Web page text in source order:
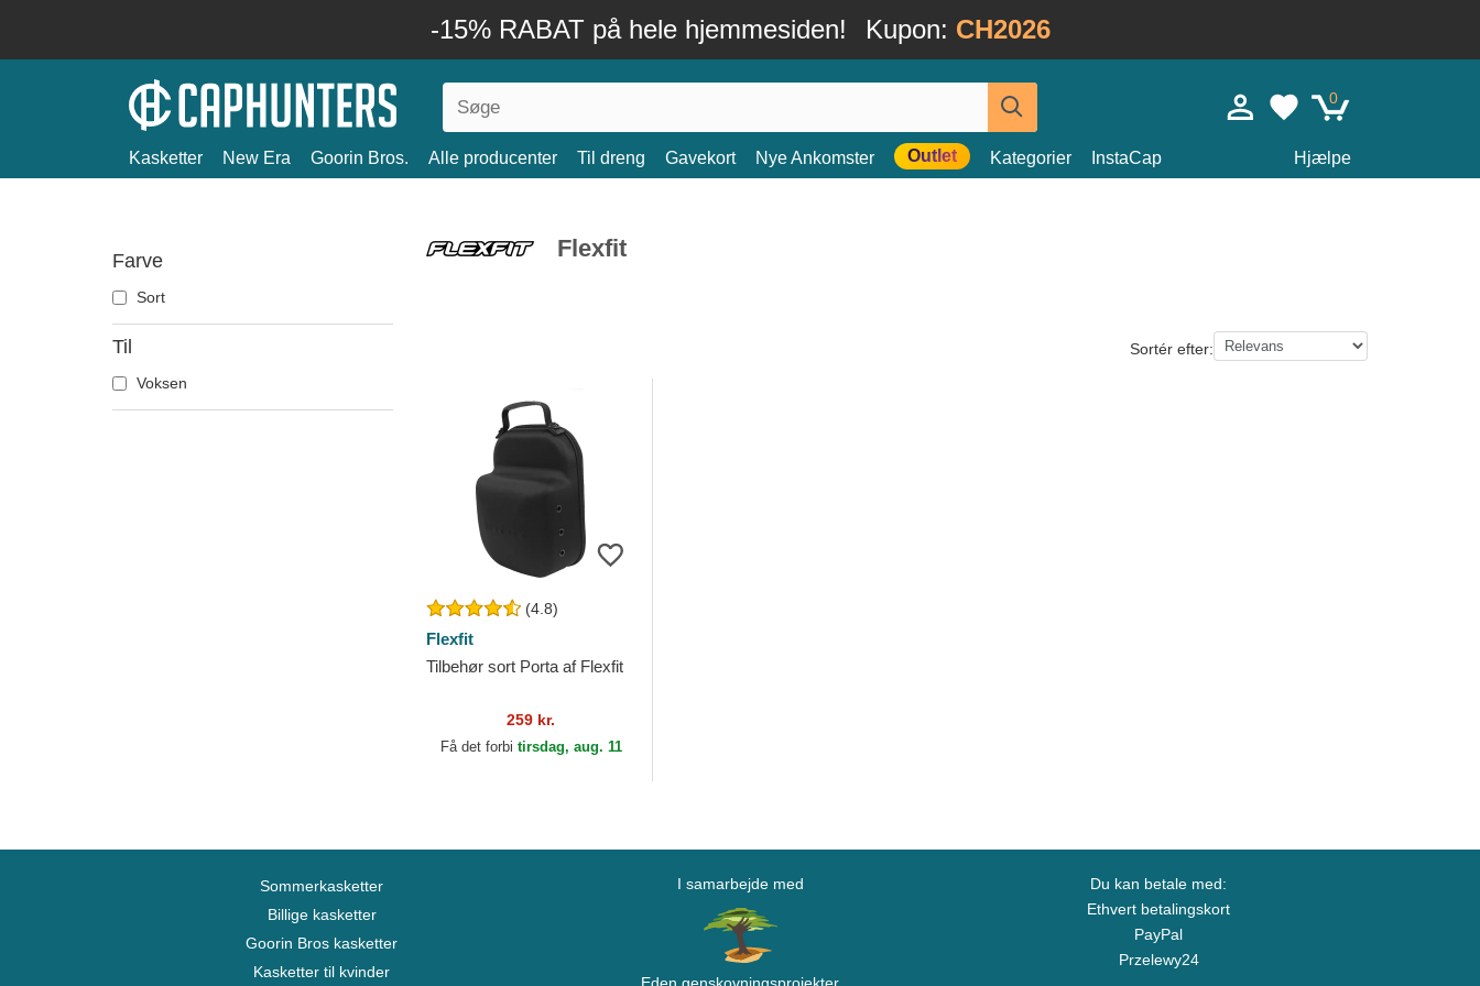
-15% RABAT på hele hjemmesiden! Kupon: CH2026
0
Kasketter New Era Goorin Bros. Alle producenter Til dreng Gavekort Nye Ankomster Outlet Kategorier InstaCap Hjælpe
Farve
Sort
Til
Voksen
Flexfit
Sortér efter:
(4.8)
Flexfit
Tilbehør sort Porta af Flexfit
259 kr.
Få det forbi tirsdag, aug. 11
Sommerkasketter
Billige kasketter
Goorin Bros kasketter
Kasketter til kvinder
I samarbejde med
Du kan betale med:
Ethvert betalingskort
PayPal
Przelewy24